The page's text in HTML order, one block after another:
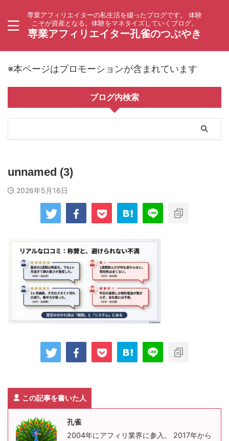
専業アフィリエイターの私生活を綴ったブログです。 体験
こそが資産となる。体験をマネタイズしていくブログ。
専業アフィリエイター孔雀のつぶやき
※本ページはプロモーションが含まれています
ブログ内検索
unnamed (3)
2026年5月16日
この記事を書いた人
孔雀
2004年にアフィリ業界に参入。 2017年から